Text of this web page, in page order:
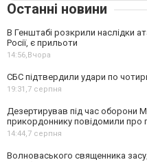
Останні новини
В Генштабі розкрили наслідки
Росії, є прильоти
14:56,Вчора
СБС підтвердили удари по
19:31,7 серпня
Дезертирував під час оборони
прикордоннику повідомили про
14:44,7 серпня
Волноваського священника